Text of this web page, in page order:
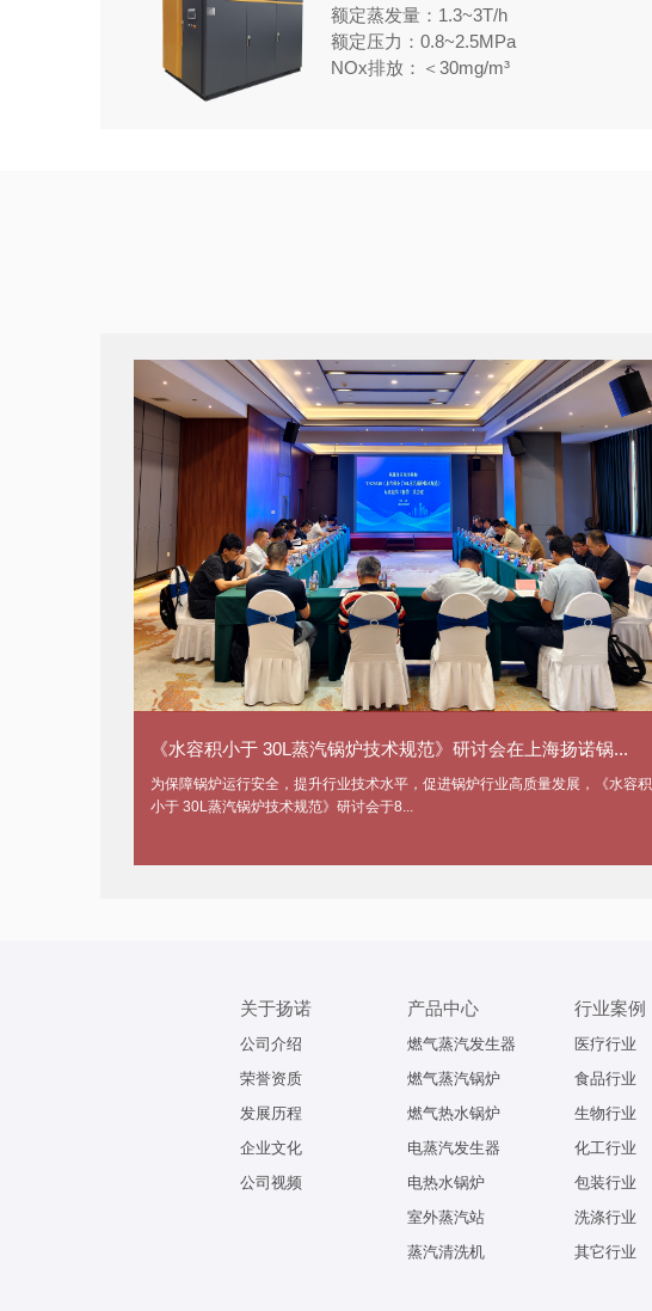
额定蒸发量：1.3~3T/h
额定压力：0.8~2.5MPa
NOx排放：＜30mg/m³
《水容积小于 30L蒸汽锅炉技术规范》研讨会在上海扬诺锅...
为保障锅炉运行安全，提升行业技术水平，促进锅炉行业高质量发展，《水容积
小于 30L蒸汽锅炉技术规范》研讨会于8...
关于扬诺
公司介绍
荣誉资质
发展历程
企业文化
公司视频
产品中心
燃气蒸汽发生器
燃气蒸汽锅炉
燃气热水锅炉
电蒸汽发生器
电热水锅炉
室外蒸汽站
蒸汽清洗机
行业案例
医疗行业
食品行业
生物行业
化工行业
包装行业
洗涤行业
其它行业